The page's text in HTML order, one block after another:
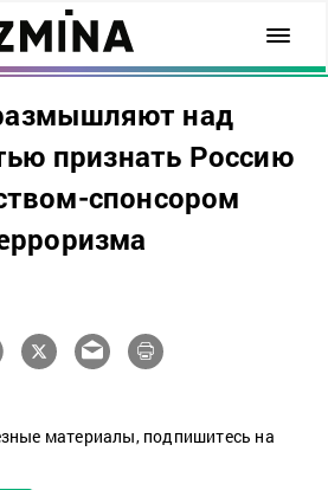
над
признать Россию
спонсором
материалы, подпишитесь на